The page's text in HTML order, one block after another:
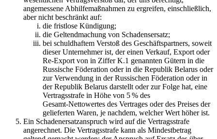
angemessene Abhilfemaßnahmen zu ergreifen, einschließlich,
aber nicht beschränkt auf:
die fristlose Kündigung;
die Geltendmachung von Schadensersatz;
bei schuldhaftem Verstoß des Geschäftspartners, soweit
dieser Unternehmer ist, der einen Verkauf, Export oder
Re‑Export von in Ziffer K.1 genannten Gütern in die
Russische Föderation oder in die Republik Belarus oder
zur Verwendung in der Russischen Föderation oder in
der Republik Belarus darstellt oder zur Folge hat, eine
Vertragsstrafe in Höhe von 5 % des
Gesamt‑Nettowertes des Vertrages oder des Preises der
gelieferten Waren, je nachdem, welcher Wert höher ist.
Ein Schadenersatzanspruch wird auf die Vertragsstrafe
angerechnet. Die Vertragsstrafe kann als Mindestbetrag